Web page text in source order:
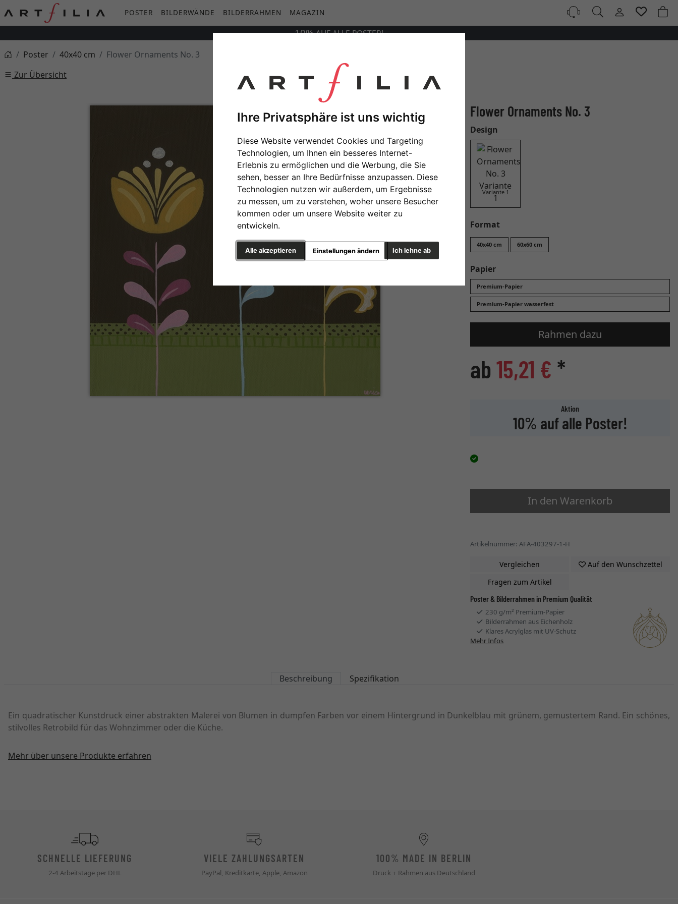
Ihre Privatsphäre ist uns wichtig
Diese Website verwendet Cookies und Targeting
Technologien, um Ihnen ein besseres Internet-
Erlebnis zu ermöglichen und die Werbung, die Sie
sehen, besser an Ihre Bedürfnisse anzupassen. Diese
Technologien nutzen wir außerdem, um Ergebnisse
zu messen, um zu verstehen, woher unsere Besucher
kommen oder um unsere Website weiter zu
entwickeln.
Alle akzeptieren Ich lehne ab
Einstellungen ändern
POSTER BILDERWÄNDE BILDERRAHMEN MAGAZIN
10%AUFALLEPOSTER!
Poster
40x40 cm
Flower Ornaments No. 3
Zur Übersicht
Flower Ornaments No. 3
Design
Variante 1
Format
40x40 cm 60x60 cm
Papier
Premium-Papier
Premium-Papier wasserfest
Rahmen dazu
ab 15,21 € *
Aktion
10% auf alle Poster!
In den Warenkorb
Artikelnummer: AFA-403297-1-H
Vergleichen
Auf den Wunschzettel
Fragen zum Artikel
Poster & Bilderrahmen in Premium Qualität
230 g/m² Premium-Papier
Bilderrahmen aus Eichenholz
Klares Acrylglas mit UV-Schutz
Mehr Infos
Beschreibung Spezifikation
Ein quadratischer Kunstdruck einer abstrakten Malerei von Blumen in dumpfen Farben vor einem Hintergrund in Dunkelblau mit grünem, gemustertem Rand. Ein schönes,
stilvolles Retrobild für das Wohnzimmer oder die Küche.
Mehr über unsere Produkte erfahren
SCHNELLE LIEFERUNG
2-4 Arbeitstage per DHL
VIELE ZAHLUNGSARTEN
PayPal, Kreditkarte, Apple, Amazon
100% MADE IN BERLIN
Druck + Rahmen aus Deutschland